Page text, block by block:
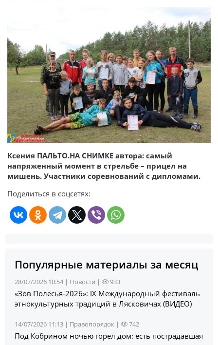
Ксения ПАЛЬТО.НА СНИМКЕ автора: самый
напряженный момент в стрельбе – прицел на
мишень. Участники соревнований с дипломами.
Поделиться в соцсетях:
Популярные материалы за месяц
28/07/2026 10:54 | Новости | 933
«Зов Полесья‑2026»: IX Международный фестиваль
этнокультурных традиций в Лясковичах (ВИДЕО)
14/07/2026 11:13 | Правопорядок | 742
Под Кобрином ночью горел дом: есть пострадавшая